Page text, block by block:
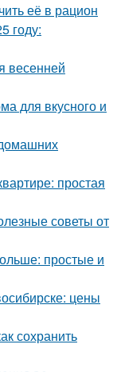
её в рацион
году:
весенней
для вкусного и
простая
советы от
простые и
цены
сохранить